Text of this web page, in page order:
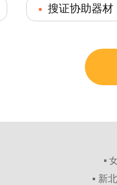
搜证协助器材
▪
▪ 新